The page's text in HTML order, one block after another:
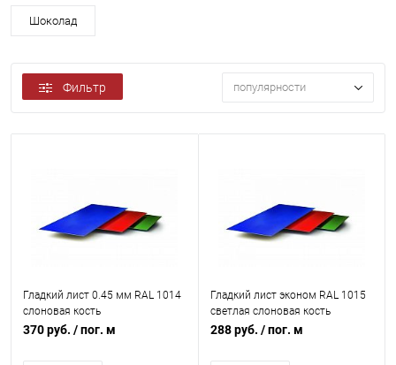
Шоколад
Фильтр популярности
Гладкий лист 0.45 мм RAL 1014
слоновая кость
370 руб. / пог. м
Гладкий лист эконом RAL 1015
светлая слоновая кость
288 руб. / пог. м